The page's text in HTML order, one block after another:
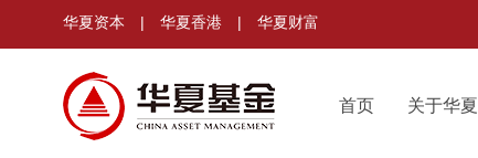
华夏资本 | 华夏香港 | 华夏财富
首页 关于华夏